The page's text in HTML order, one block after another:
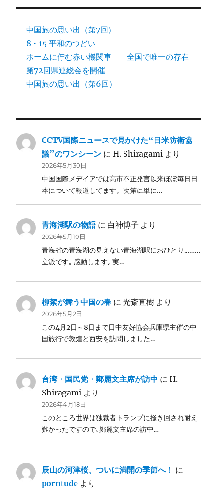
中国旅の思い出（第7回）
8・15 平和のつどい
ホームに佇む赤い機関車――全国で唯一の存在
第72回県連総会を開催
中国旅の思い出（第6回）
CCTV国際ニュースで見かけた“日米防衛協
議”のワンシーン にH. Shiragami より
2026年5月30日
中国国際メデイアでは高市不正発言以来ほぼ毎日日
本について報道してます。次第に単に…
青海湖駅の物語に 白神博子 より
2026年5月10日
青海省の青海湖の見えない青海湖駅におひとり………
立派です｡ 感動します｡ 実…
柳絮が舞う中国の春 に光斎直樹 より
2026年5月2日
この4月2日～8日まで日中友好協会兵庫県主催の中
国旅行で敦煌と西安を訪問しました…
台湾・国民党・鄭麗文主席が訪中 にH.
Shiragami より
2026年4月18日
このところ世界は独裁者トランプに掻き回され耐え
難かったですので､鄭麗文主席の訪中…
辰山の河津桜、ついに満開の季節へ！ に
porntude より